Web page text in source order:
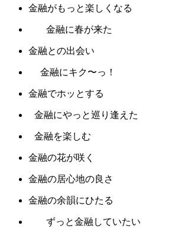
金融がもっと楽しくなる
金融に春が来た
金融との出会い
金融にキク〜っ！
金融でホッとする
金融にやっと巡り逢えた
金融を楽しむ
金融の花が咲く
金融の居心地の良さ
金融の余韻にひたる
ずっと金融していたい